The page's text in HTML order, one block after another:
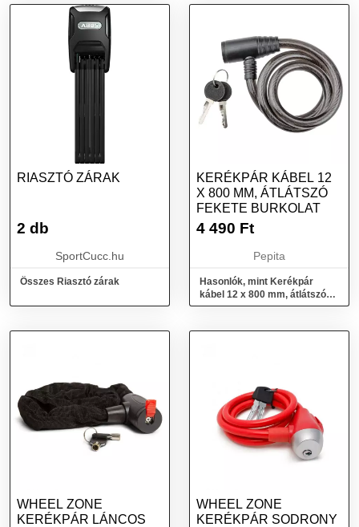
RIASZTÓ ZÁRAK
2 db
SportCucc.hu
Összes Riasztó zárak
KERÉKPÁR KÁBEL 12
X 800 MM, ÁTLÁTSZÓ
FEKETE BURKOLAT
4 490 Ft
Pepita
Hasonlók, mint Kerékpár
kábel 12 x 800 mm, átlátszó
fekete burkolat
WHEEL ZONE
KERÉKPÁR LÁNCOS
WHEEL ZONE
KERÉKPÁR SODRONY